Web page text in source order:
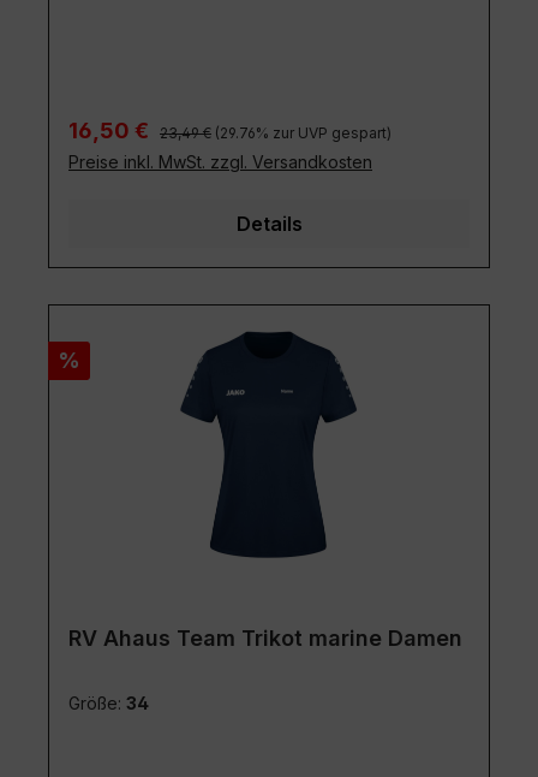
Verkaufspreis:
16,50 € Regulärer Preis:
23,49 € (29.76% zur UVP gespart)
Preise inkl. MwSt. zzgl. Versandkosten
Details
Rabatt
%
RV Ahaus Team Trikot marine Damen
Größe: 34